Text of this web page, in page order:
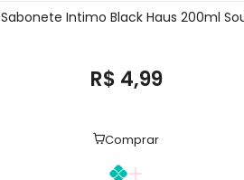
Sabonete Intimo Black Haus 200ml
R$ 4,99
Comprar